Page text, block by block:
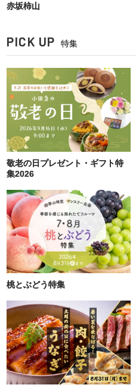
赤坂柿山
PICK UP 特集
敬老の日プレゼント・ギフト特
集2026
桃とぶどう特集